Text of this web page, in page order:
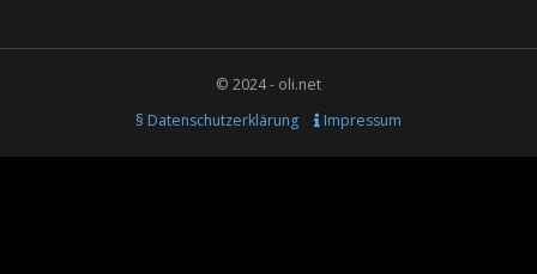
© 2024 - oli.net
§ Datenschutzerklärung
Impressum